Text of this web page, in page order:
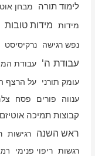
לימוד תורה
מבחן
מידות מידות טובות
נפש רגישה נרקיסיסט
עבודת ה' עבודת
עומק תורני על הרצף
ענווה פורים פסח
קבוצות תמיכה אוטיזם
ראש השנה רגישות
רגשות ריפוי פנימי